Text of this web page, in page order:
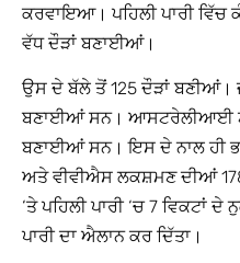
ਕਰਵਾਇਆ। ਪਹਿਲੀ ਪਾਰੀ
ਵੱਧ ਦੌੜਾਂ ਬਣਾਈਆਂ।
ਉਸ ਦੇ ਬੱਲੇ ਤੋਂ 125 ਦੌੜਾਂ ਬਣੀਆਂ।
ਬਣਾਈਆਂ ਸਨ। ਆਸਟਰੇਲੀਆਈ
ਬਣਾਈਆਂ ਸਨ। ਇਸ ਦੇ ਨਾਲ ਹੀ
ਅਤੇ ਵੀਵੀਐਸ ਲਕਸ਼ਮਣ ਦੀਆਂ
‘ਤੇ ਪਹਿਲੀ ਪਾਰੀ ‘ਚ 7 ਵਿਕਟਾਂ
ਪਾਰੀ ਦਾ ਐਲਾਨ ਕਰ ਦਿੱਤਾ।